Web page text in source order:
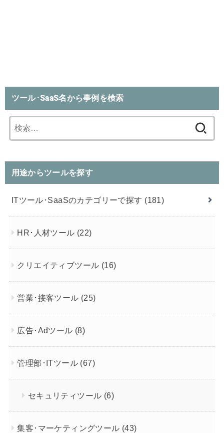
ツール･SaaS名から事例を検索
索:
用途からツールを探す
ITツール･SaaSのカテゴリーで探す (181)
HR･人材ツール (22)
クリエイティブツール (16)
営業･接客ツール (25)
広告･Adツール (8)
管理部･ITツール (67)
セキュリティツール (6)
集客･マーケティングツール (43)